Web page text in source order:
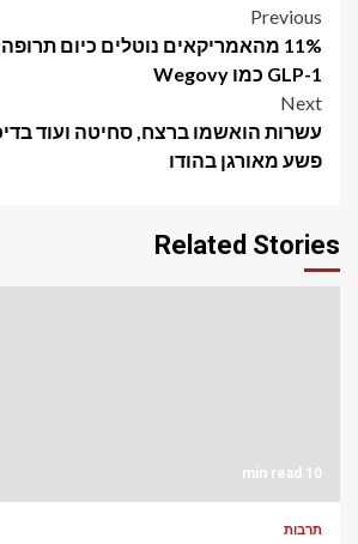
Post
navigation
Previous
11% מהאמריקאים נוטלים כיום
GLP-1 כמו Wegovy
Next
עשרות הואשמו ברצח, סחיטה ועוד
פשע מאורגן בהודו
Related Stories
10 min read
תרבות